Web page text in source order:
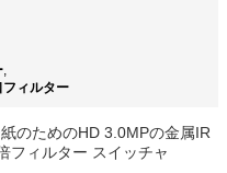
,
ィルター
のためのHD 3.0MPの金属IR
フィルター スイッチャ